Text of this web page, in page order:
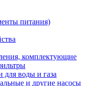
питания)
комплектующие
для воды и газа
и другие насосы